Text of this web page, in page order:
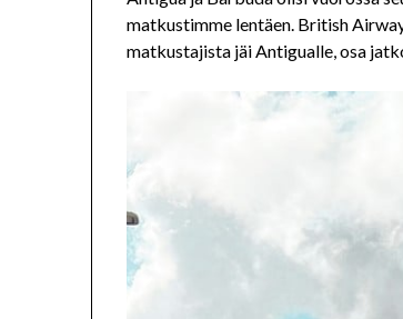
matkustimme lentäen. British
matkustajista jäi Antigualle, osa